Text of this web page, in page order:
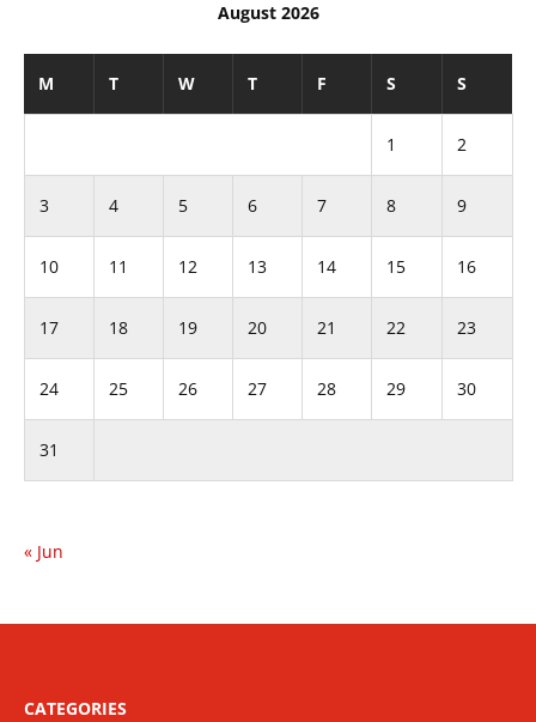
August 2026
M T W T F S S
1 2
3 4 5 6 7 8 9
10 11 12 13 14 15 16
17 18 19 20 21 22 23
24 25 26 27 28 29 30
31
« Jun
CATEGORIES